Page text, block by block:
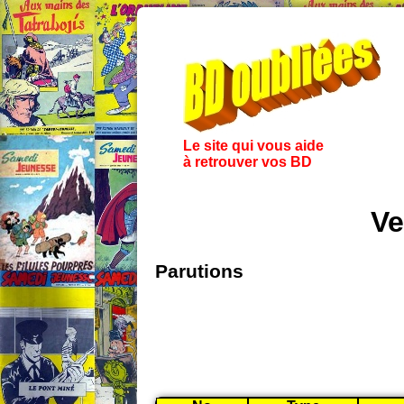
Le site qui vous aide
à retrouver vos BD
Parutions